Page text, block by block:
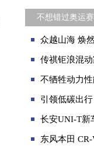
不想错过奥运
众越山海 焕然星
传祺钜浪混
不牺牲动力性能，
引领低碳出行 打造绿色生活
长安UNI-T新
东风本田